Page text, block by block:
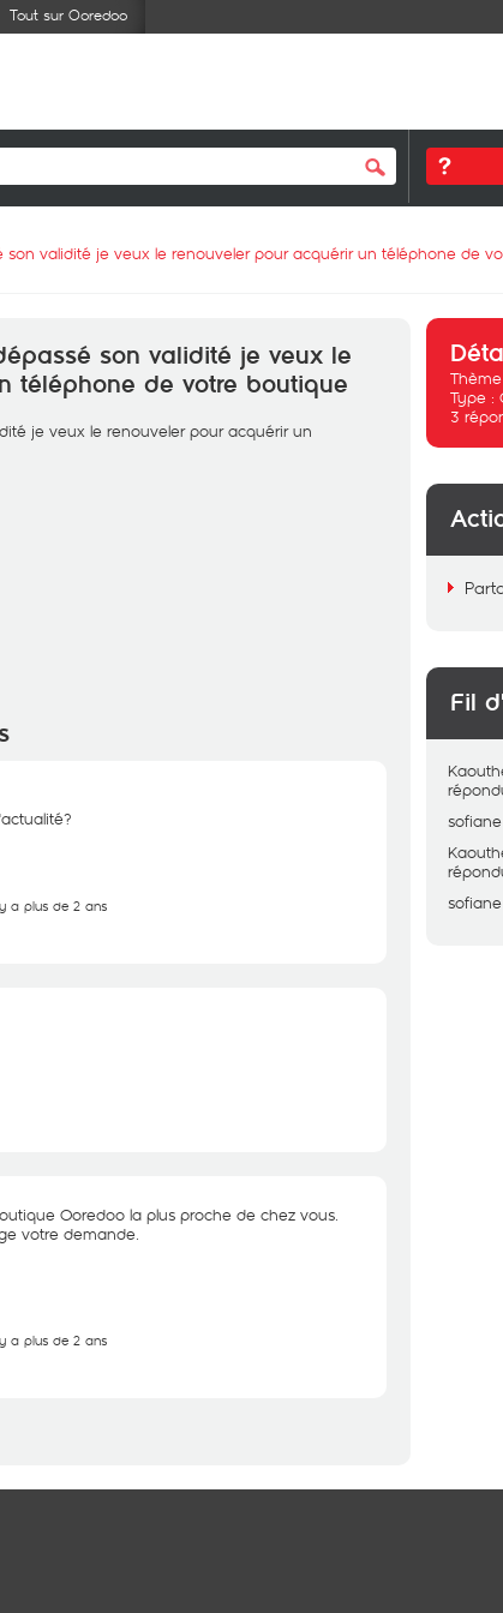
Tout sur Ooredoo
validité je veux le renouveler pour acquérir un téléphone de
son validité je veux le
téléphone de votre boutique
je veux le renouveler pour acquérir un
a plus de 2 ans
Ooredoo la plus proche de chez vous.
votre demande.
a plus de 2 ans
Type :
3
Fil
sofiane
sofiane